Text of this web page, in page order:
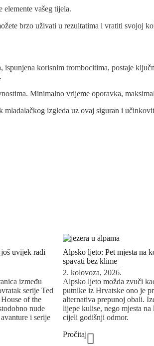
vašeg tijela.
brzo uživati u rezultatima i vratiti svojoj
korisnim trombocitima, postaje
Minimalno vrijeme oporavka,
izgleda uz ovaj siguran i
uvijek radi
između
serije Ted
of the
nude
i serije
Alpsko ljeto: Pet mjesta na
spavati bez klime
2. kolovoza, 2026.
Alpsko ljeto možda zvuči
putnike iz Hrvatske ono je
alternativa prepunoj obali.
lijepe kulise, nego mjesta
cijeli godišnji odmor.
Pročitaj